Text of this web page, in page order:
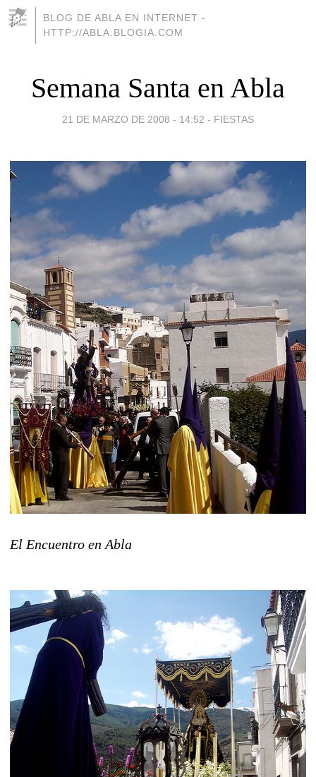
BLOG DE ABLA EN INTERNET -
HTTP://ABLA.BLOGIA.COM
Semana Santa en Abla
21 DE MARZO DE 2008 - 14:52 - FIESTAS
El Encuentro en Abla